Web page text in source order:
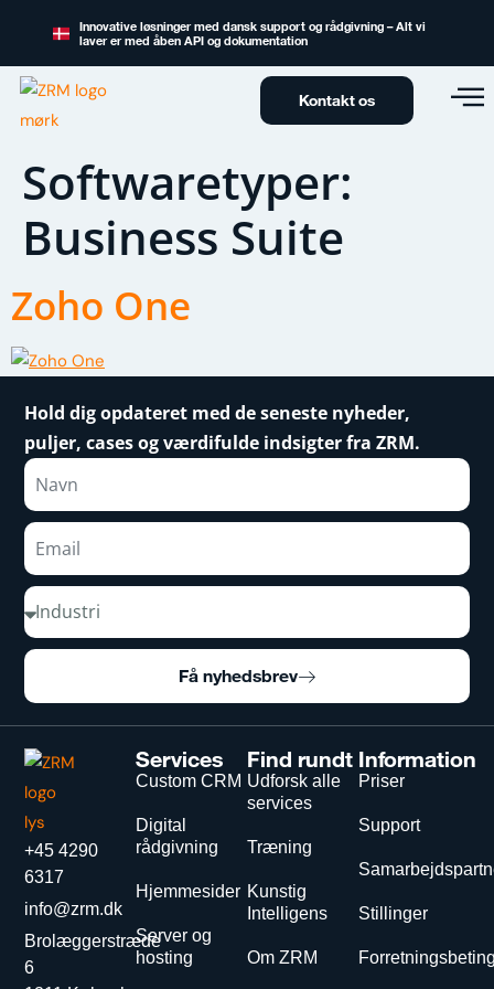
Innovative løsninger med dansk support og rådgivning – Alt vi
laver er med åben API og dokumentation
Kontakt os
Softwaretyper:
Business Suite
Zoho One
Hold dig opdateret med de seneste nyheder,
puljer, cases og værdifulde indsigter fra ZRM.
Få nyhedsbrev
+45 4290
6317
info@zrm.dk
Brolæggerstræde
6
Services
Custom CRM
Digital
rådgivning
Hjemmesider
Server og
hosting
Find rundt
Udforsk alle
services
Træning
Kunstig
Intelligens
Om ZRM
Information
Priser
Support
Stillinger